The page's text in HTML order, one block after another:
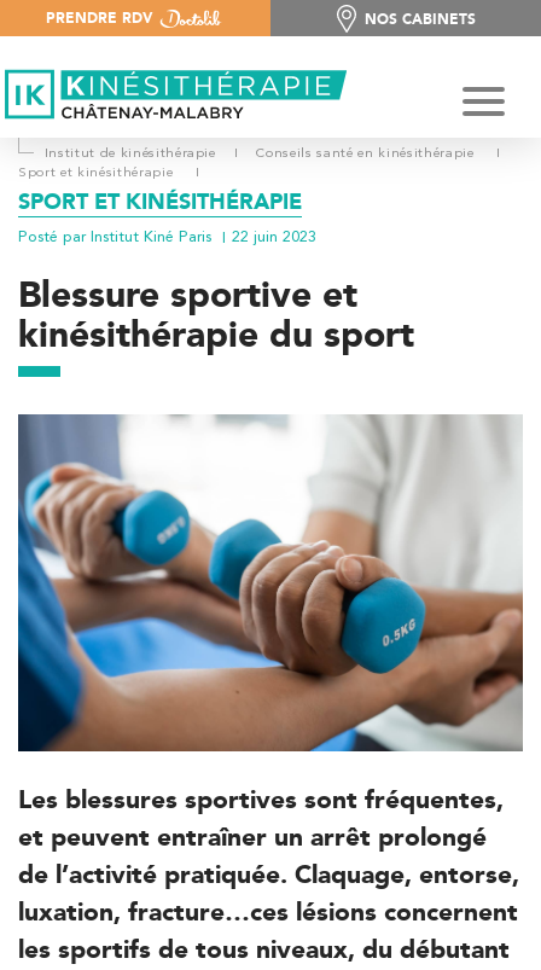
PRENDRE RDV
NOS CABINETS
NOS CABINETS
Institut de kinésithérapie I Conseils santé en kinésithérapie
I
Sport et kinésithérapie
I
SPORT ET KINÉSITHÉRAPIE
Posté par Institut Kiné Paris 22 juin 2023
Blessure sportive et
kinésithérapie du sport
Les blessures sportives sont fréquentes,
et peuvent entraîner un arrêt prolongé
de l’activité pratiquée. Claquage, entorse,
luxation, fracture…ces lésions concernent
les sportifs de tous niveaux, du débutant
Trouvez votre cabinet de
kinésithérapie IK